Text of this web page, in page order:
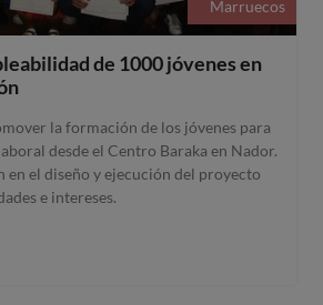
Marruecos
de 1000 jóvenes en
la formación de los jóvenes para
desde el Centro Baraka en Nador.
en el diseño y ejecución del proyecto
e intereses.